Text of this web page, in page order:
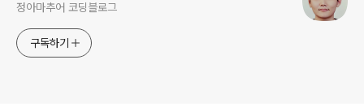
정아마추어 코딩블로그
구독하기